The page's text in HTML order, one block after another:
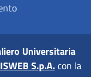
Universitaria
ISWEB S.p.A.con la